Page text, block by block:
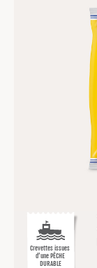
Crevettes issues
d’une PÊCHE
DURABLE